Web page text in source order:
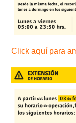
Click aquí para